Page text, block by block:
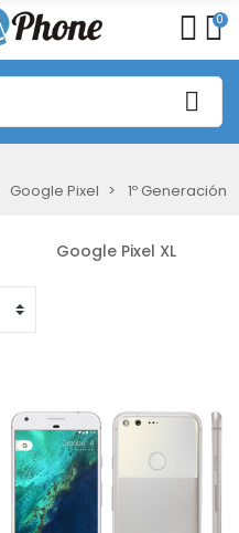
0
Google Pixel 1º Generación
Google Pixel XL